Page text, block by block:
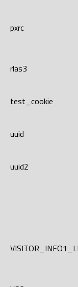
pxrc
rlas3
test_cookie
uuid
uuid2